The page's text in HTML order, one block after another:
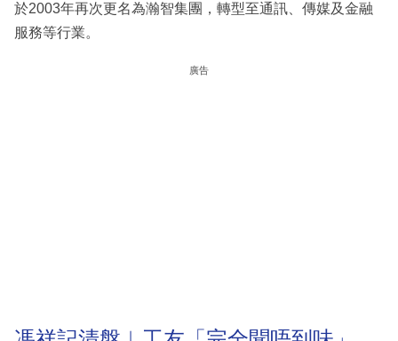
於2003年再次更名為瀚智集團，轉型至通訊、傳媒及金融
服務等行業。
廣告